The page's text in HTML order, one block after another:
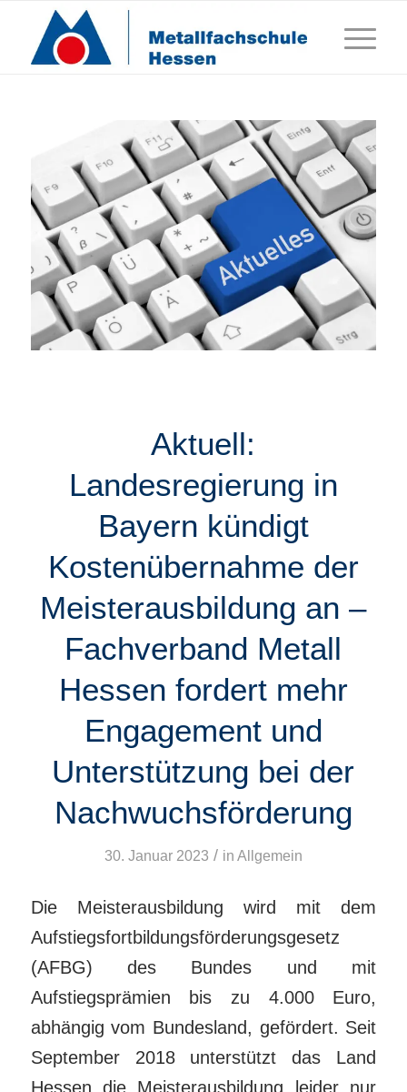
Aktuell:
Landesregierung in
Bayern kündigt
Kostenübernahme der
Meisterausbildung an –
Fachverband Metall
Hessen fordert mehr
Engagement und
Unterstützung bei der
Nachwuchsförderung
30. Januar 2023 / in Allgemein
Die Meisterausbildung wird mit dem
Aufstiegsfortbildungsförderungsgesetz
(AFBG) des Bundes und mit
Aufstiegsprämien bis zu 4.000 Euro,
abhängig vom Bundesland, gefördert. Seit
September 2018 unterstützt das Land
Hessen die Meisterausbildung leider nur